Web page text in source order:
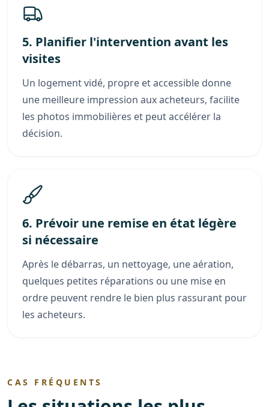
5. Planifier l'intervention avant les
visites
Un logement vidé, propre et accessible donne
une meilleure impression aux acheteurs, facilite
les photos immobilières et peut accélérer la
décision.
6. Prévoir une remise en état légère
si nécessaire
Après le débarras, un nettoyage, une aération,
quelques petites réparations ou une mise en
ordre peuvent rendre le bien plus rassurant pour
les acheteurs.
CAS FRÉQUENTS